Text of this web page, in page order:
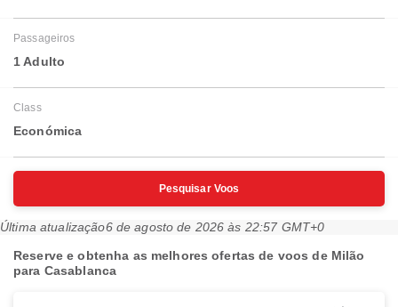
Passageiros
1 Adulto
Class
Económica
Pesquisar Voos
Última atualização6 de agosto de 2026 às 22:57 GMT+0
Reserve e obtenha as melhores ofertas de voos de Milão
para Casablanca